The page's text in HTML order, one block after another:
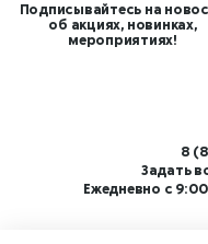
Подписывайтесь на
об акциях, новинках,
мероприятиях!
8
Задать
Ежедневно с